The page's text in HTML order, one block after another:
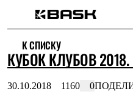
Интернет-магазин
Мужская одежда
Утепленная пухом
Куртки
Брюки
К СПИСКУ
КУБОК КЛУБОВ
30.10.2018 1160 0